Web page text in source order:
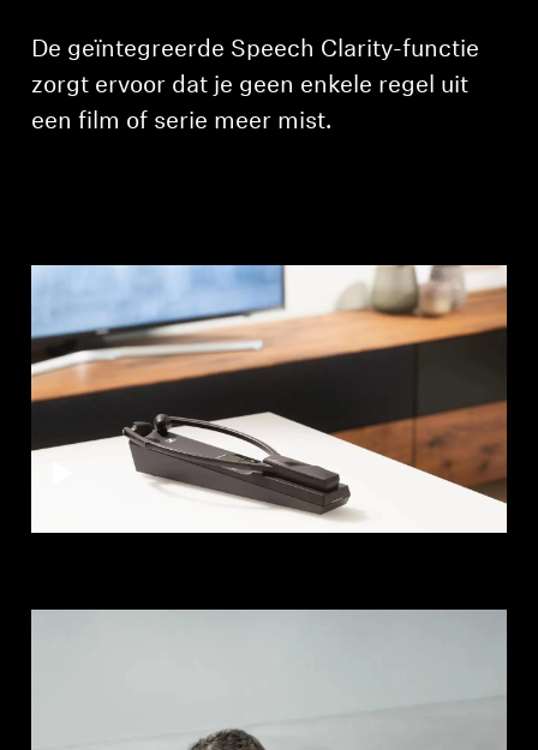
De geïntegreerde Speech Clarity-functie
zorgt ervoor dat je geen enkele regel uit
een film of serie meer mist.